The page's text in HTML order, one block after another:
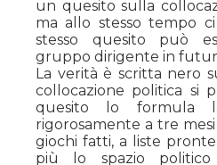
un quesito sulla
ma allo stesso tempo
stesso quesito può
gruppo dirigente in
La verità è scritta nero
collocazione politica si
quesito lo formula
rigorosamente a tre
giochi fatti, a liste
più lo spazio